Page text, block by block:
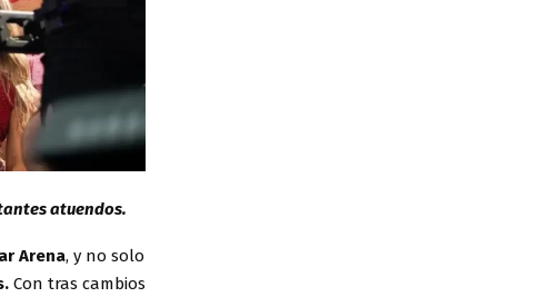
atuendos.
Arena, y no solo
Con tras cambios